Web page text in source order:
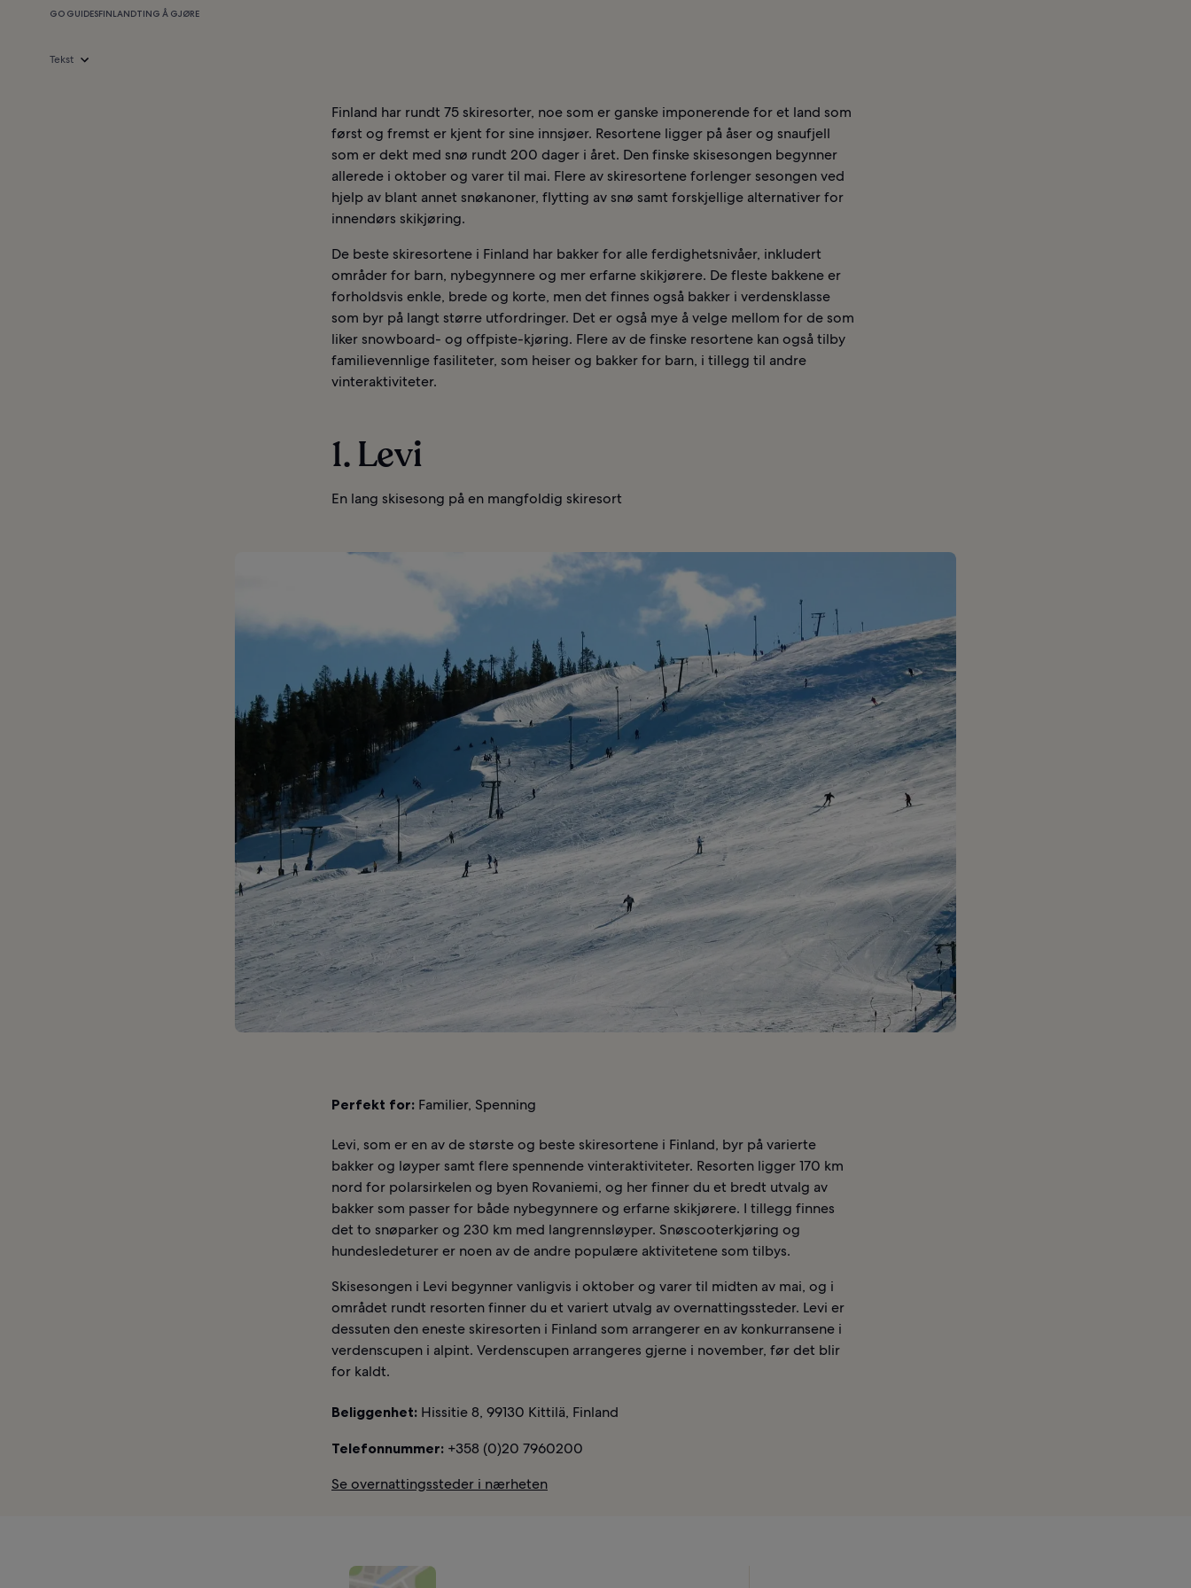
GO GUIDESFINLANDTING Å GJØRE
Tekst
Finland har rundt 75 skiresorter, noe som er ganske imponerende for et land som
først og fremst er kjent for sine innsjøer. Resortene ligger på åser og snaufjell
som er dekt med snø rundt 200 dager i året. Den finske skisesongen begynner
allerede i oktober og varer til mai. Flere av skiresortene forlenger sesongen ved
hjelp av blant annet snøkanoner, flytting av snø samt forskjellige alternativer for
innendørs skikjøring.
De beste skiresortene i Finland har bakker for alle ferdighetsnivåer, inkludert
områder for barn, nybegynnere og mer erfarne skikjørere. De fleste bakkene er
forholdsvis enkle, brede og korte, men det finnes også bakker i verdensklasse
som byr på langt større utfordringer. Det er også mye å velge mellom for de som
liker snowboard- og offpiste-kjøring. Flere av de finske resortene kan også tilby
familievennlige fasiliteter, som heiser og bakker for barn, i tillegg til andre
vinteraktiviteter.
1. Levi
En lang skisesong på en mangfoldig skiresort
Perfekt for: Familier, Spenning
Levi, som er en av de største og beste skiresortene i Finland, byr på varierte
bakker og løyper samt flere spennende vinteraktiviteter. Resorten ligger 170 km
nord for polarsirkelen og byen Rovaniemi, og her finner du et bredt utvalg av
bakker som passer for både nybegynnere og erfarne skikjørere. I tillegg finnes
det to snøparker og 230 km med langrennsløyper. Snøscooterkjøring og
hundesledeturer er noen av de andre populære aktivitetene som tilbys.
Skisesongen i Levi begynner vanligvis i oktober og varer til midten av mai, og i
området rundt resorten finner du et variert utvalg av overnattingssteder. Levi er
dessuten den eneste skiresorten i Finland som arrangerer en av konkurransene i
verdenscupen i alpint. Verdenscupen arrangeres gjerne i november, før det blir
for kaldt.
Beliggenhet: Hissitie 8, 99130 Kittilä, Finland
Telefonnummer: +358 (0)20 7960200
Se overnattingssteder i nærheten